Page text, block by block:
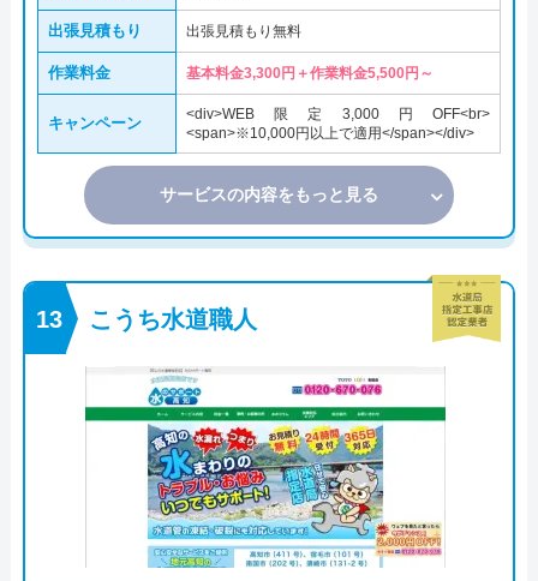
出張見積もり 出張見積もり無料
作業料金 基本料金3,300円＋作業料金5,500円～
キャンペーン
<div>WEB限定3,000円OFF<br>
<span>※10,000円以上で適用</span></div>
サービスの内容をもっと見る
こうち水道職人